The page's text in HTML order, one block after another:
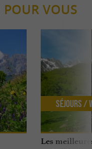
POUR VOUS
Les
Séjours /